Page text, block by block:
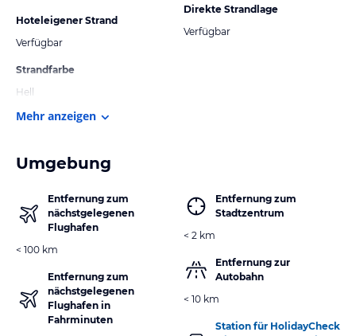
Hoteleigener Strand
Verfügbar
Strandfarbe
Hell
Direkte Strandlage
Verfügbar
Mehr anzeigen
Umgebung
Entfernung zum
nächstgelegenen
Flughafen
< 100 km
Entfernung zum
nächstgelegenen
Flughafen in
Fahrminuten
Entfernung zum
Stadtzentrum
< 2 km
Entfernung zur
Autobahn
< 10 km
Station für HolidayCheck